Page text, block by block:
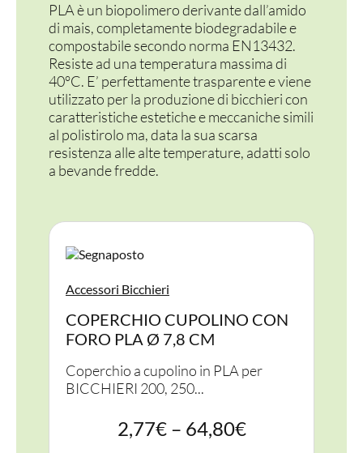
PLA è un biopolimero derivante dall’amido
di mais, completamente biodegradabile e
compostabile secondo norma EN13432.
Resiste ad una temperatura massima di
40°C. E’ perfettamente trasparente e viene
utilizzato per la produzione di bicchieri con
caratteristiche estetiche e meccaniche simili
al polistirolo ma, data la sua scarsa
resistenza alle alte temperature, adatti solo
a bevande fredde.
Accessori Bicchieri
COPERCHIO CUPOLINO CON
FORO PLA Ø 7,8 CM
Coperchio a cupolino in PLA per
BICCHIERI 200, 250...
2,77€– 64,80€